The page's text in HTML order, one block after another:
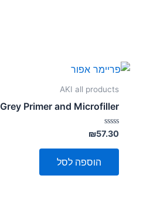
AKI all products
Grey Primer and Microfiller
דורג
0
מתוך
₪57.30
הוספה לסל